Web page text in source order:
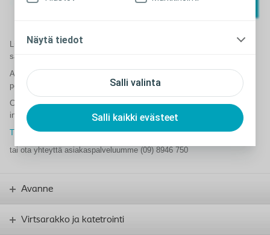
Salli valinta
Salli kaikki evästeet
Näytä tiedot
Liity mukaan Coloplast Tuki -palveluun ja me muistutamme sinua
säännöllisin väliajoin seuraamaan avanteesi tilaa.
Avannetesti auttaa sinua tunnistamaan ongelmia,mutta antaa myös
positiivista palautetta, kun ongelmia ei ole.
Coloplast Tuki on tukiohjelma, joka on suunniteltu rohkaisemaan ja
inspiroimaan ihmisiä parempaan elämään avanteen kanssa.
Tutustu ja liity Coloplast Tuki-palveluun
tai ota yhteyttä asiakaspalveluumme (09) 8946 750
Avanne
Virtsarakko ja katetrointi